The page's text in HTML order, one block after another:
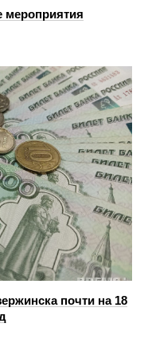
почти на 18